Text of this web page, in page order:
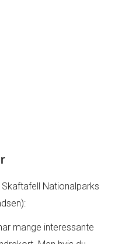
Nationalparks
mange interessante